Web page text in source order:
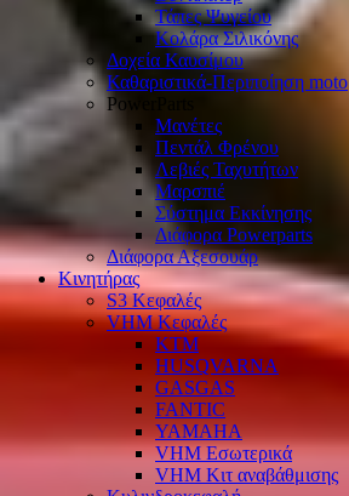
Τάπες Ψυγείου
Κολάρα Σιλικόνης
Δοχεία Καυσίμου
Καθαριστικά-Περιποίηση moto
PowerParts
Μανέτες
Πεντάλ Φρένου
Λεβιές Ταχυτήτων
Μαρσπιέ
Σύστημα Εκκίνησης
Διάφορα Powerparts
Διάφορα Αξεσουάρ
Κινητήρας
S3 Κεφαλές
VHM Κεφαλές
KTM
HUSQVARNA
GASGAS
FANTIC
YAMAHA
VHM Εσωτερικά
VHM Κιτ αναβάθμισης